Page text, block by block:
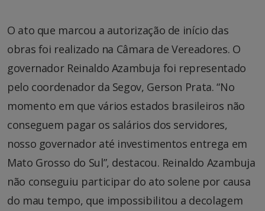
O ato que marcou a autorização de início das
obras foi realizado na Câmara de Vereadores. O
governador Reinaldo Azambuja foi representado
pelo coordenador da Segov, Gerson Prata. “No
momento em que vários estados brasileiros não
conseguem pagar os salários dos servidores,
nosso governador até investimentos entrega em
Mato Grosso do Sul”, destacou. Reinaldo Azambuja
não conseguiu participar do ato solene por causa
do mau tempo, que impossibilitou a decolagem